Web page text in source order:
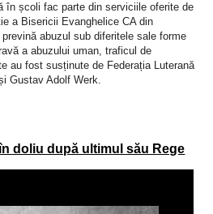
în școli fac parte din serviciile oferite de
a Bisericii Evanghelice CA din
abuzul sub diferitele sale forme
a abuzului uman, traficul de
au fost susținute de Federația Luterană
Gustav Adolf Werk.
doliu după ultimul său Rege